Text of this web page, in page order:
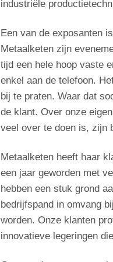
industriële
Een van de exposanten
Metaalketen zijn
tijd een hele hoop vaste
enkel aan de telefoon.
bij te praten. Waar dat
de klant. Over onze
veel over te doen is, zijn
Metaalketen heeft haar
een jaar geworden met
hebben een stuk grond
bedrijfspand in omvang
worden. Onze klanten
innovatieve legeringen